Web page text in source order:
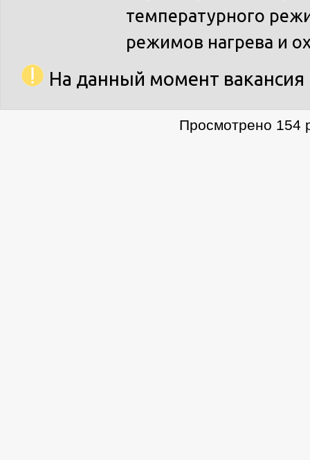
температурного
режимов нагрева и
На данный момент вакансия
Просмотрено 154